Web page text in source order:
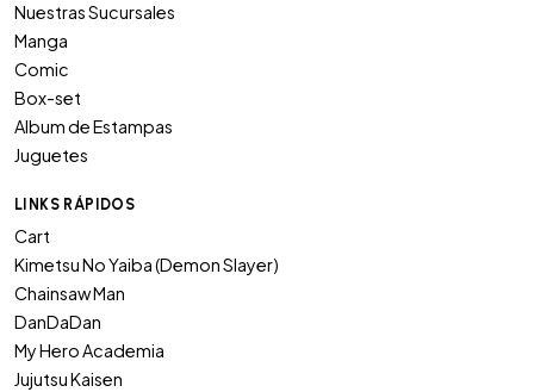
Nuestras Sucursales
Manga
Comic
Box-set
Album de Estampas
Juguetes
LINKS RÁPIDOS
Cart
Kimetsu No Yaiba (Demon Slayer)
Chainsaw Man
DanDaDan
My Hero Academia
Jujutsu Kaisen